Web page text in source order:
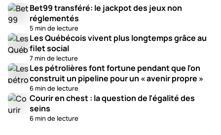
Bet99 transféré: le jackpot des jeux non
réglementés
5 min de lecture
Les Québécois vivent plus longtemps grâce au
filet social
7 min de lecture
Les pétrolières font fortune pendant que l'on
construit un pipeline pour un « avenir propre »
6 min de lecture
Courir en chest : la question de l'égalité des
seins
6 min de lecture